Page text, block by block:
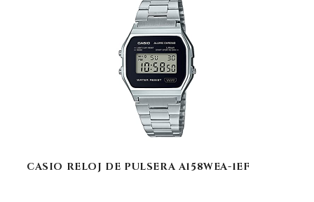
CASIO RELOJ DE PULSERA A158WEA-1EF